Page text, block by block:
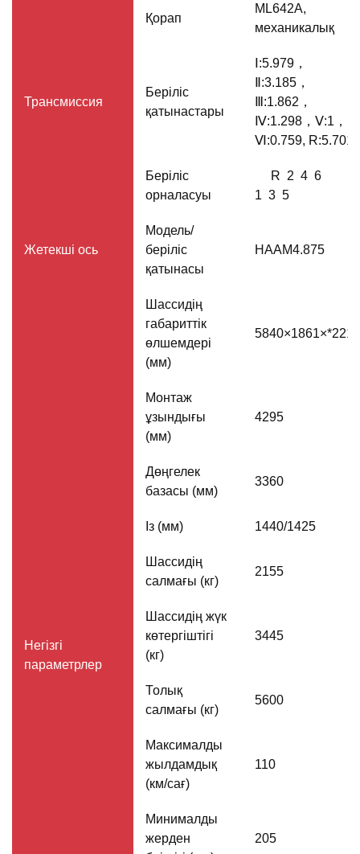
Трансмиссия
Қорап
ML642A,
механикалық
Беріліс
қатынастары
Ⅰ:5.979，
Ⅱ:3.185，
Ⅲ:1.862，
Ⅳ:1.298，Ⅴ:1，
Ⅵ:0.759, R:5.701
Беріліс
орналасуы
R 2 4 6
1 3 5
Жетекші ось
Модель/
беріліс
қатынасы
HAAM4.875
Негізгі
параметрлер
Шассидің
габариттік
өлшемдері
(мм)
5840×1861×*2215
Монтаж
ұзындығы
(мм)
4295
Дөңгелек
базасы (мм)
3360
Із (мм) 1440/1425
Шассидің
салмағы (кг)
2155
Шассидің жүк
көтергіштігі
(кг)
3445
Толық
салмағы (кг)
5600
Максималды
жылдамдық
(км/сағ)
110
Минималды
жерден
205